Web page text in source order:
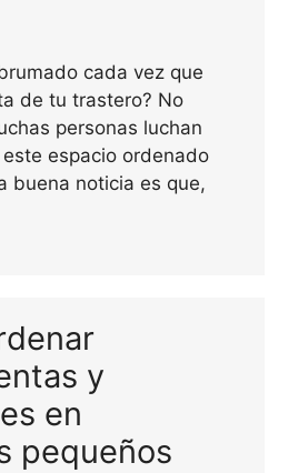
cada vez que
de tu trastero? No
personas luchan
espacio ordenado
buena noticia es que,
y
en
pequeños